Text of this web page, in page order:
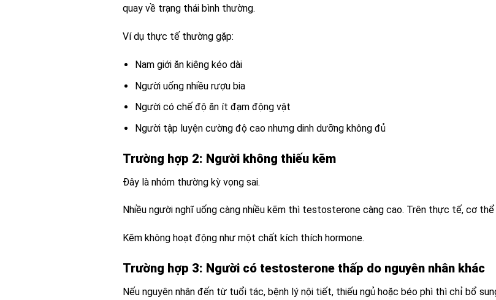
quay về trạng thái bình thường.
Ví dụ thực tế thường gặp:
Nam giới ăn kiêng kéo dài
Người uống nhiều rượu bia
Người có chế độ ăn ít đạm động vật
Người tập luyện cường độ cao nhưng dinh dưỡng không đủ
Trường hợp 2: Người không thiếu kẽm
Đây là nhóm thường kỳ vọng sai.
Nhiều người nghĩ uống càng nhiều kẽm thì testosterone càng cao. Trên thực tế, cơ
Kẽm không hoạt động như một chất kích thích hormone.
Trường hợp 3: Người có testosterone thấp do nguyên nhân khác
Nếu nguyên nhân đến từ tuổi tác, bệnh lý nội tiết, thiếu ngủ hoặc béo phì thì chỉ bổ